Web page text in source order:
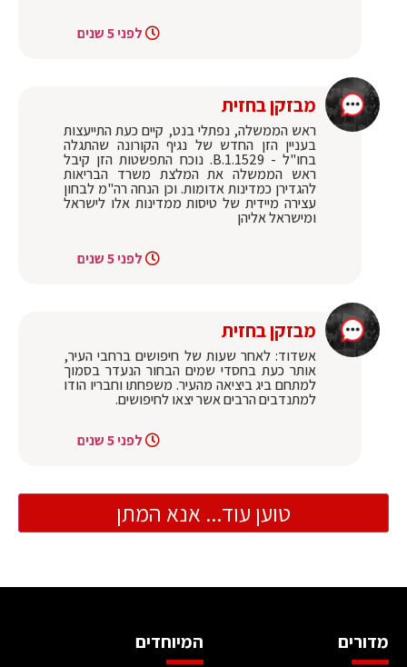
לפני 5 שנים
מבזקן בחזית
ראש הממשלה, נפתלי בנט, קיים כעת התייעצות
בעניין הזן החדש של נגיף הקורונה שהתגלה
בחו"ל - B.1.1529. נוכח התפשטות הזן קיבל
ראש הממשלה את המלצת משרד הבריאות
להגדירן כמדינות אדומות. וכן הנחה רה"מ לבחון
עצירה מיידית של טיסות ממדינות אלו לישראל
ומישראל אליהן
לפני 5 שנים
מבזקן בחזית
אשדוד: לאחר שעות של חיפושים ברחבי העיר,
אותר כעת בחסדי שמים הבחור הנעדר בסמוך
למתחם ביג ביציאה מהעיר. משפחתו וחבריו הודו
למתנדבים הרבים אשר יצאו לחיפושים.
לפני 5 שנים
טוען עוד... אנא המתן
מדורים המיוחדים